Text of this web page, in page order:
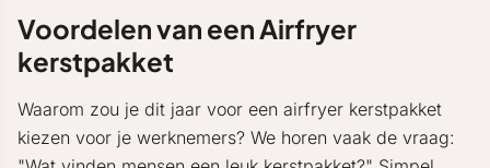
Voordelen van een Airfryer
kerstpakket
Waarom zou je dit jaar voor een airfryer kerstpakket
kiezen voor je werknemers? We horen vaak de vraag: